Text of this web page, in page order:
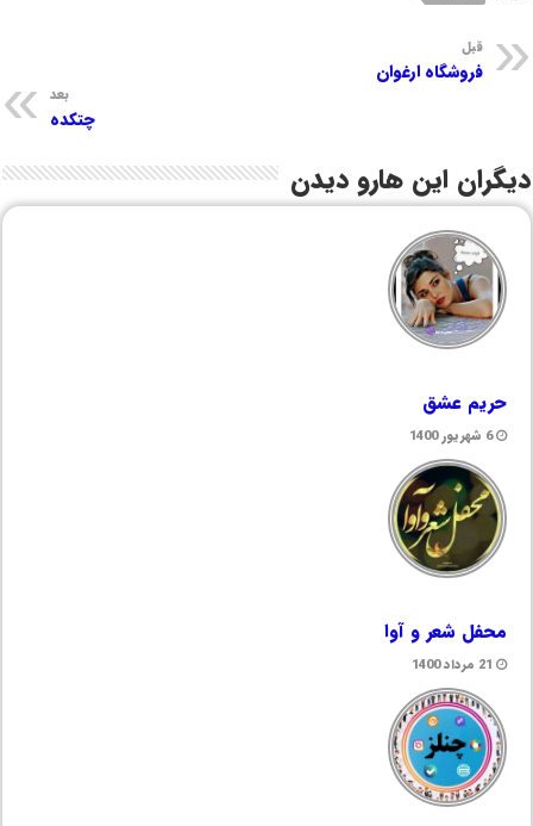
قبل
فروشگاه ارغوان
بعد
چتکده
دیگران این هارو دیدن
حریم عشق
6 شهریور 1400
محفل شعر و آوا
21 مرداد 1400